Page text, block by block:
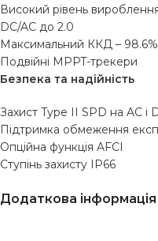
Високий рівень вироблення
DC/AC до 2.0
Максимальний ККД – 98.6%
Подвійні MPPT-трекери
Безпека та надійність
Захист Type II SPD на AC і
Підтримка обмеження
Опційна функція AFCI
Ступінь захисту IP66
Додаткова інформація